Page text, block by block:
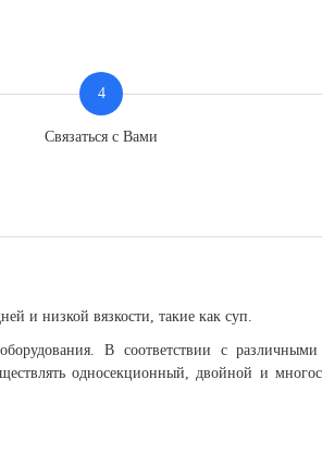
4
Связаться с Вами
и низкой вязкости, такие как суп.
В соответствии с различными
односекционный, двойной и